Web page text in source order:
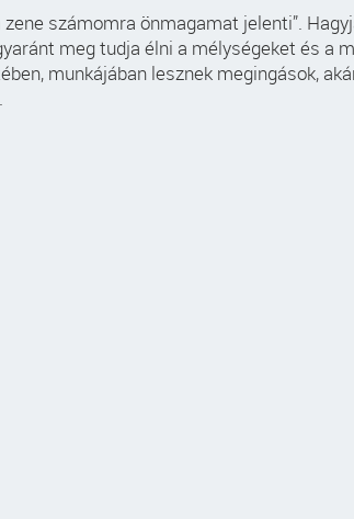
számomra önmagamat jelenti”.
meg tudja élni a mélységeket és a
munkájában lesznek megingások,